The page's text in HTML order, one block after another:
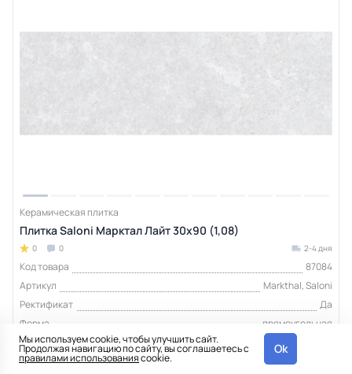
Керамическая плитка
Плитка Saloni Марктал Лайт 30x90 (1,08)
0 0 2-4 дня
Код товара
87084
Артикул
Markthal, Saloni
Ректификат
Да
Форма
прямоугольная
Страна
Производитель
Мы используем cookie, чтобы улучшить сайт.
Продолжая навигацию по сайту, вы соглашаетесь с
правилами использованияcookie.
Ok